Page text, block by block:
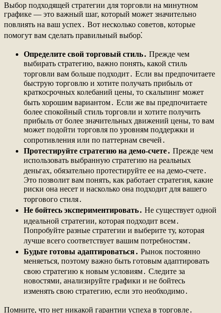
Выбор подходящей стратегии для торговли на минутном
графике ― это важный шаг, который может значительно
повлиять на ваш успех․ Вот несколько советов, которые
помогут вам сделать правильный выбор⁚
Определите свой торговый стиль․ Прежде чем
выбирать стратегию, важно понять, какой стиль
торговли вам больше подходит․ Если вы предпочитаете
быструю торговлю и хотите получать прибыль от
краткосрочных колебаний цены, то скальпинг может
быть хорошим вариантом․ Если же вы предпочитаете
более спокойный стиль торговли и хотите получить
прибыль от более значительных движений цены, то вам
может подойти торговля по уровням поддержки и
сопротивления или по паттернам свечей․
Протестируйте стратегию на демо-счете․ Прежде чем
использовать выбранную стратегию на реальных
деньгах, обязательно протестируйте ее на демо-счете․
Это позволит вам понять, как работает стратегия, какие
риски она несет и насколько она подходит для вашего
торгового стиля․
Не бойтесь экспериментировать․ Не существует одной
идеальной стратегии, которая подходит всем․
Попробуйте разные стратегии и выберите ту, которая
лучше всего соответствует вашим потребностям․
Будьте готовы адаптироваться․ Рынок постоянно
меняеться, поэтому важно быть готовым адаптировать
свою стратегию к новым условиям․ Следите за
новостями, анализируйте графики и не бойтесь
изменять свою стратегию, если это необходимо․
Помните, что нет никакой гарантии успеха в торговле․